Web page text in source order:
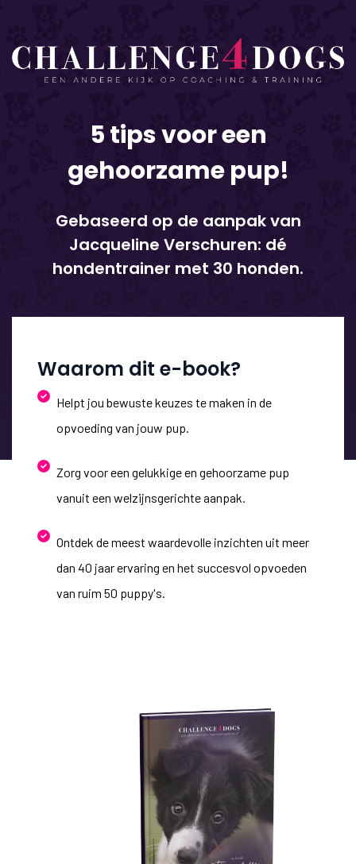
5 tips voor een
gehoorzame pup!
Gebaseerd op de aanpak van
Jacqueline Verschuren: dé
hondentrainer met 30 honden.
Waarom dit e-book?
Helpt jou bewuste keuzes te maken in de
opvoeding van jouw pup.
Zorg voor een gelukkige en gehoorzame pup
vanuit een welzijnsgerichte aanpak.
Ontdek de meest waardevolle inzichten uit meer
dan 40 jaar ervaring en het succesvol opvoeden
van ruim 50 puppy's.